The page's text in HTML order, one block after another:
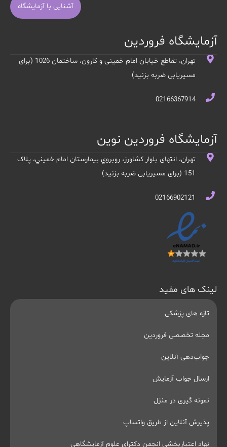
آشنایی با آزمایشگاه
آزمایشگاه فروردین
تهران، تقاطع خیابان امام خمینی و کارون، ساختمان 1026 (برای
مسیریابی ضربه بزنید)
02166367914
آزمایشگاه فروردین نوین
تهران، انتهای بلوار کشاورز، روبروي بيمارستان امام خميني، پلاک
151 (برای مسیریابی ضربه بزنید)
02166902121
لینک های مفید
تازه های پزشکی
مجله تخصصی فروردین
جواب‌دهی آنلاین
ارسال جواب آزمایش
نمونه گیری در منزل
پذیرش آنلاین از طریق واتساپ
نهاد اعتباربخشی انجمن دکترای علوم آزمایشگاهی